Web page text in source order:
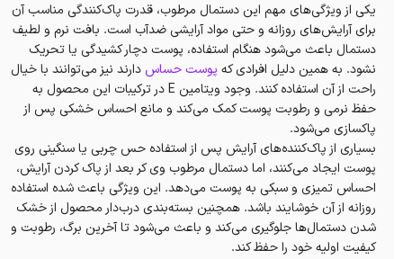
یکی از ویژگی‌های مهم این دستمال مرطوب، قدرت پاک‌کنندگی مناسب آن
برای آرایش‌های روزانه و حتی مواد آرایشی ضدآب است. بافت نرم و لطیف
دستمال باعث می‌شود هنگام استفاده، پوست دچار کشیدگی یا تحریک
نشود. به همین دلیل افرادی که پوست حساس دارند نیز می‌توانند با خیال
راحت از آن استفاده کنند. وجود ویتامین E در ترکیبات این محصول به
حفظ نرمی و رطوبت پوست کمک می‌کند و مانع احساس خشکی پس از
پاکسازی می‌شود.
بسیاری از پاک‌کننده‌های آرایش پس از استفاده حس چربی یا سنگینی روی
پوست ایجاد می‌کنند، اما دستمال مرطوب وی کر بعد از پاک کردن آرایش،
احساس تمیزی و سبکی به پوست می‌دهد. این ویژگی باعث شده استفاده
روزانه از آن خوشایند باشد. همچنین بسته‌بندی درب‌دار محصول از خشک
شدن دستمال‌ها جلوگیری می‌کند و باعث می‌شود تا آخرین برگ، رطوبت و
کیفیت اولیه خود را حفظ کند.